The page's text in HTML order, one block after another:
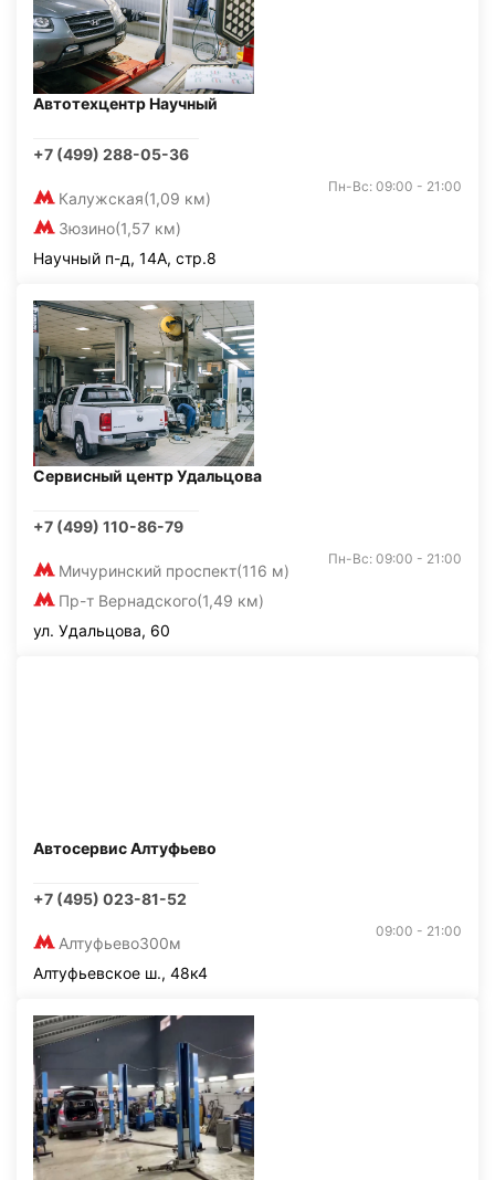
Автотехцентр Научный
+7 (499) 288-05-36
Калужская(1,09 км)
Зюзино(1,57 км)
Пн-Вс: 09:00 - 21:00
Научный п-д, 14А, стр.8
Сервисный центр Удальцова
+7 (499) 110-86-79
Мичуринский проспект(116 м)
Пр-т Вернадского(1,49 км)
Пн-Вс: 09:00 - 21:00
ул. Удальцова, 60
Автосервис Алтуфьево
+7 (495) 023-81-52
Алтуфьево300м
09:00 - 21:00
Алтуфьевское ш., 48к4